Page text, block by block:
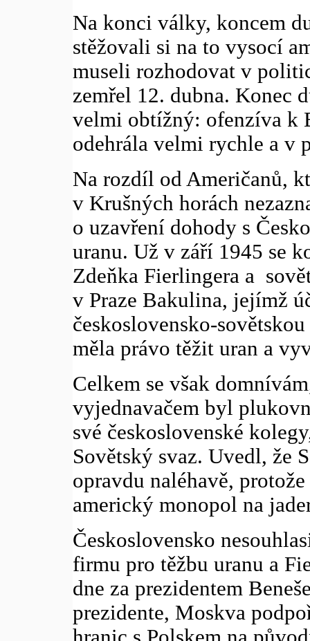
Na konci války, koncem
stěžovali si na to vysocí
museli rozhodovat v
zemřel 12. dubna. Konec
velmi obtížný: ofenzíva k
odehrála velmi rychle a v
Na rozdíl od Američanů,
v Krušných horách
o uzavření dohody s
uranu. Už v září 1945 se
Zdeňka Fierlingera a
v Praze Bakulina, jejímž
československo-
měla právo těžit uran a
Celkem se však
vyjednavačem byl
své československé
Sovětský svaz. Uvedl, že
opravdu naléhavě,
americký monopol na
Československo
firmu pro těžbu uranu a
dne za prezidentem
prezidente, Moskva